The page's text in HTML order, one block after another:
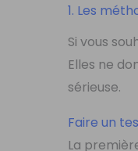
1. Les
Si vous
Elles ne
sérieuse.
Faire un
La